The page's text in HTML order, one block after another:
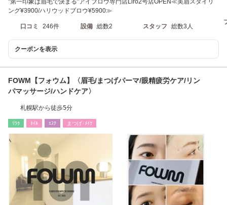
"第一印象は眉毛で決まる"アイブロウ専門店Liro2号店OPEN≪美眉スタイリ
ング¥3900/ハリウッドブロウ¥5900≫
口コミ 246件 設備 総数2 スタッフ 総数3人
クーポンを表示
FOWM【フォウム】〈眉毛/まつげパーマ/眼精疲労ケア/リン
パマッサージ/ハンドケア〉
札幌駅から徒歩5分
ﾘﾗｸ ﾈｲﾙ ｴｽﾃ まつげ･ﾒｲｸ